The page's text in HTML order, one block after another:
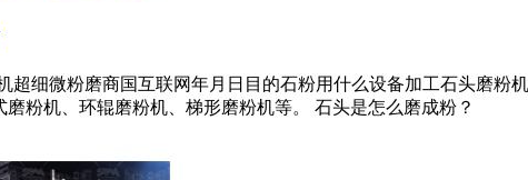
超细微粉磨商国互联网年月日目的石粉用什么设备加工石头磨
粉机、环辊磨粉机、梯形磨粉机等。 石头是怎么磨成粉？